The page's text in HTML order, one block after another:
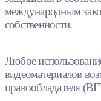
международным
собственности.
Любое
видеоматериалов
правообладателя